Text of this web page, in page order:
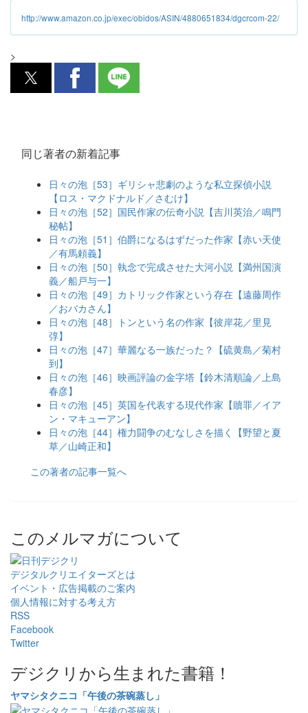
http://www.amazon.co.jp/exec/obidos/ASIN/4880651834/dgcrcom-22/
>
同じ著者の新着記事
日々の泡［53］ギリシャ悲劇のような私立探偵小説
【ロス・マクドナルド／さむけ】
日々の泡［52］国民作家の伝奇小説【吉川英治／鳴門
秘帖】
日々の泡［51］伯爵になるはずだった作家【赤い天使
／有馬頼義】
日々の泡［50］執念で完成させた大河小説【満州国演
義／船戸与一】
日々の泡［49］カトリック作家という存在【遠藤周作
／おバカさん】
日々の泡［48］トンという名の作家【彼岸花／里見
弴】
日々の泡［47］華麗なる一族だった？【硫黄島／菊村
到】
日々の泡［46］映画評論の金字塔【鈴木清順論／上島
春彦】
日々の泡［45］英国を代表する現代作家【贖罪／イア
ン・マキューアン】
日々の泡［44］権力闘争のむなしさを描く【野望と夏
草／山崎正和】
この著者の記事一覧へ
このメルマガについて
デジタルクリエイターズとは
イベント・広告掲載のご案内
個人情報に対する考え方
RSS
Facebook
Twitter
デジクリから生まれた書籍！
ヤマシタクニコ「午後の茶碗蒸し」